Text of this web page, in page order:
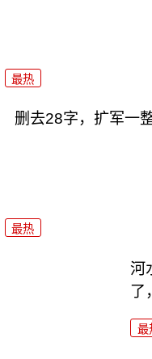
最热
删去28字，扩军一
最热
河
了
最